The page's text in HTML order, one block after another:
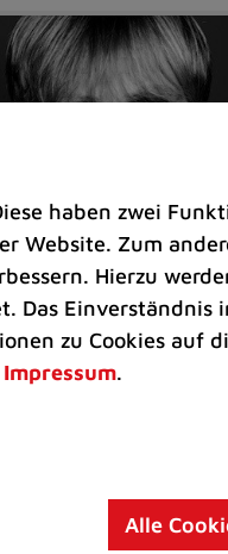
Ansgar
haben zwei
Website. Zum
Hierzu
Das Einverständnis
zu Cookies auf
Impressum.
Alle